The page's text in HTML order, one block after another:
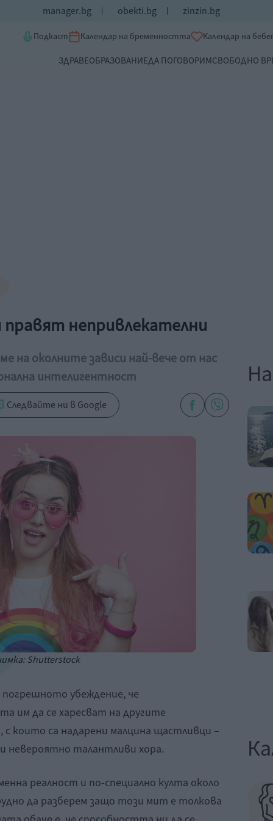
manager.bg obekti.bg zinzin.bg
Подкаст Календар на бременността Календар на
ЗДРАВЕОБРАЗОВАНИЕДА ПОГОВОРИМСВОБОДНО
непривлекателни
на околните зависи най-вече от нас
интелигентност
Следвайте ни в Google
Shutterstock
убеждение, че
им да се харесват на другите
които са надарени малцина щастливци –
невероятно талантливи хора.
реалност и по-специално култа около
да разберем защо този мит е толкова